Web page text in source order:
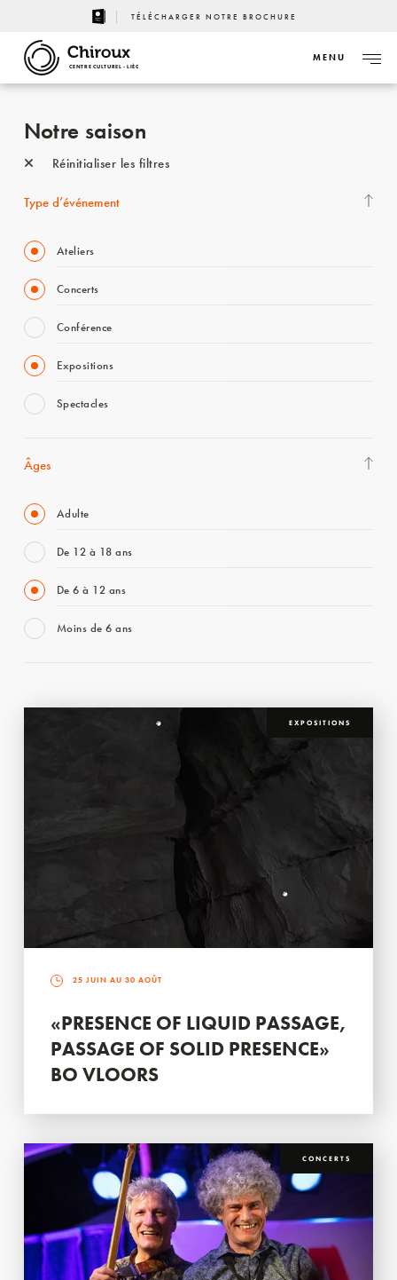
TÉLÉCHARGER NOTRE BROCHURE
CENTRE CULTUREL - LIÈGE
MENU
Notre saison
Réinitialiser les filtres
Type d’événement
Ateliers
Concerts
Conférence
Expositions
Spectacles
Âges
Adulte
De 12 à 18 ans
De 6 à 12 ans
Moins de 6 ans
EXPOSITIONS
25 JUIN AU 30 AOÛT
«PRESENCE OF LIQUID PASSAGE,
PASSAGE OF SOLID PRESENCE»
BO VLOORS
CONCERTS